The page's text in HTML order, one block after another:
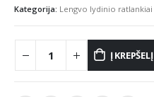
Kategorija: Lengvo lydinio ratlankiai
Į KREPŠELĮ